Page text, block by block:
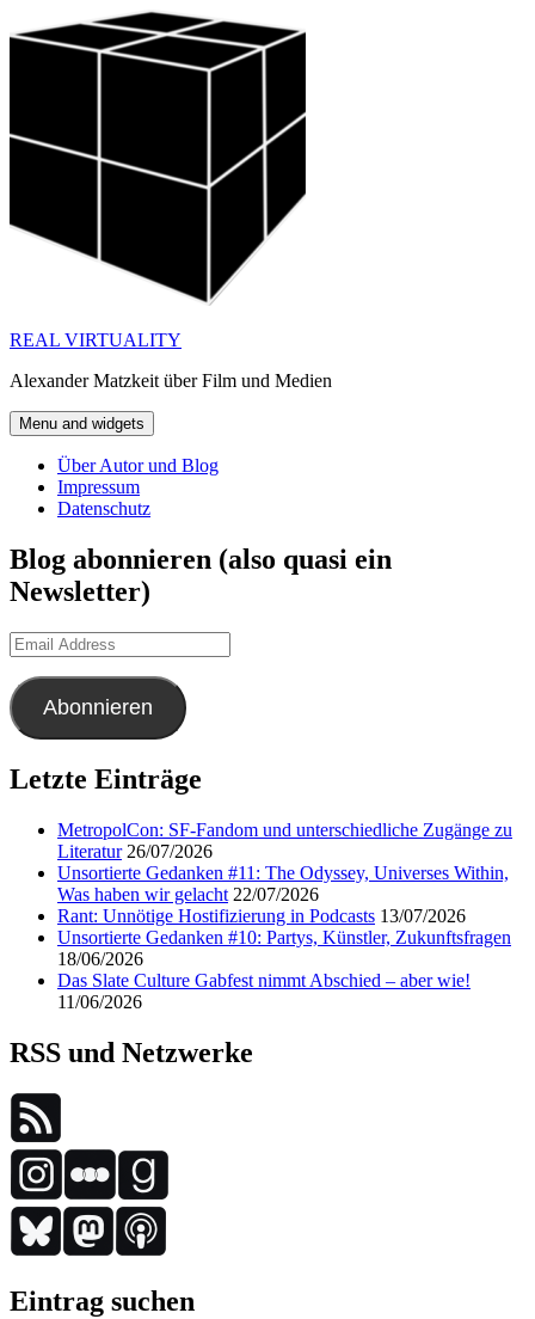
to
REAL VIRTUALITY
Alexander Matzkeit über Film und Medien
Menu and widgets
Über Autor und Blog
Impressum
Datenschutz
Blog abonnieren (also quasi ein
Newsletter)
Email
Address
Abonnieren
Letzte Einträge
MetropolCon: SF-Fandom und unterschiedliche Zugänge zu
Literatur 26/07/2026
Unsortierte Gedanken #11: The Odyssey, Universes Within,
Was haben wir gelacht 22/07/2026
Rant: Unnötige Hostifizierung in Podcasts 13/07/2026
Unsortierte Gedanken #10: Partys, Künstler, Zukunftsfragen
18/06/2026
Das Slate Culture Gabfest nimmt Abschied – aber wie!
11/06/2026
RSS und Netzwerke
Eintrag suchen